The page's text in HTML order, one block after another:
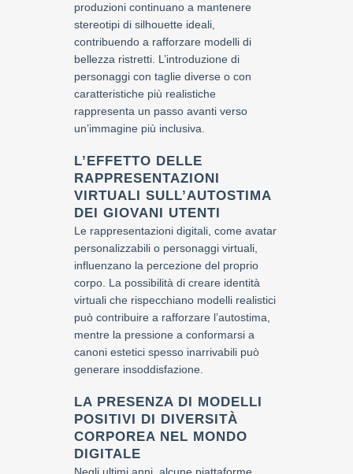
produzioni continuano a mantenere
stereotipi di silhouette ideali,
contribuendo a rafforzare modelli di
bellezza ristretti. L’introduzione di
personaggi con taglie diverse o con
caratteristiche più realistiche
rappresenta un passo avanti verso
un’immagine più inclusiva.
L’EFFETTO DELLE
RAPPRESENTAZIONI
VIRTUALI SULL’AUTOSTIMA
DEI GIOVANI UTENTI
Le rappresentazioni digitali, come avatar
personalizzabili o personaggi virtuali,
influenzano la percezione del proprio
corpo. La possibilità di creare identità
virtuali che rispecchiano modelli realistici
può contribuire a rafforzare l’autostima,
mentre la pressione a conformarsi a
canoni estetici spesso inarrivabili può
generare insoddisfazione.
LA PRESENZA DI MODELLI
POSITIVI DI DIVERSITÀ
CORPOREA NEL MONDO
DIGITALE